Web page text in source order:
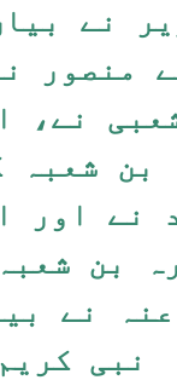
نے
منصور
نے،
بن شعبہ
نے اور
بن
نے